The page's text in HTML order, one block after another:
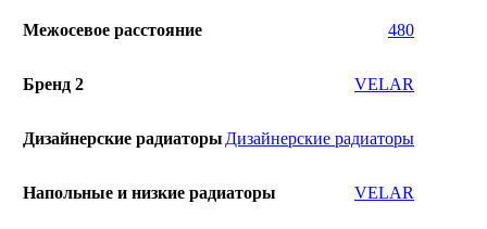
Межосевое расстояние 480
Бренд 2 VELAR
Дизайнерские радиаторы Дизайнерские радиаторы
Напольные и низкие радиаторы VELAR